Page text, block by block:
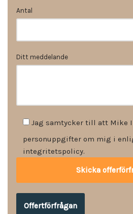
Antal
Ditt meddelande
Jag samtycker till att Mike
personuppgifter om mig i
integritetspolicy.
Offertförfrågan